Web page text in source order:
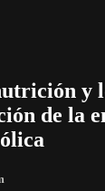
y
de la